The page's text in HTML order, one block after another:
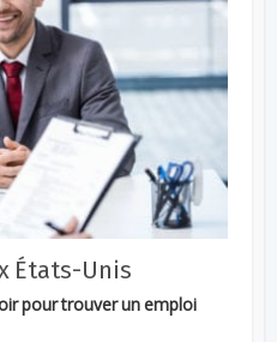
États-Unis
pour trouver un emploi